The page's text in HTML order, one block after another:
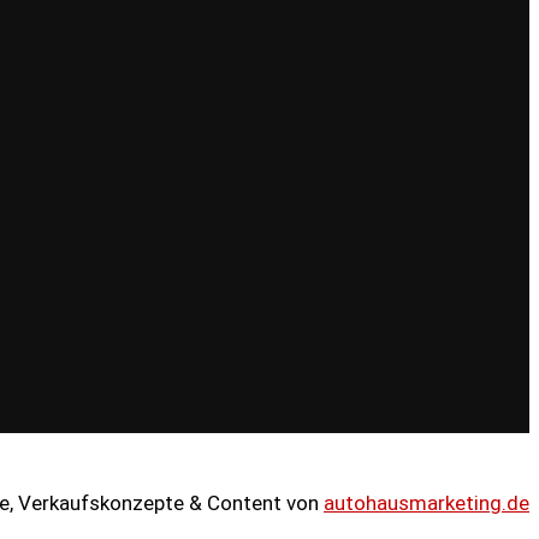
Verkaufskonzepte & Content von autohausmarketing.de